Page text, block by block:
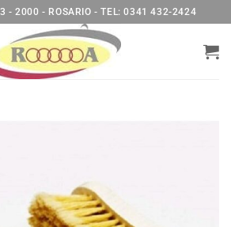
- 2000 - ROSARIO - TEL: 0341 432-2424